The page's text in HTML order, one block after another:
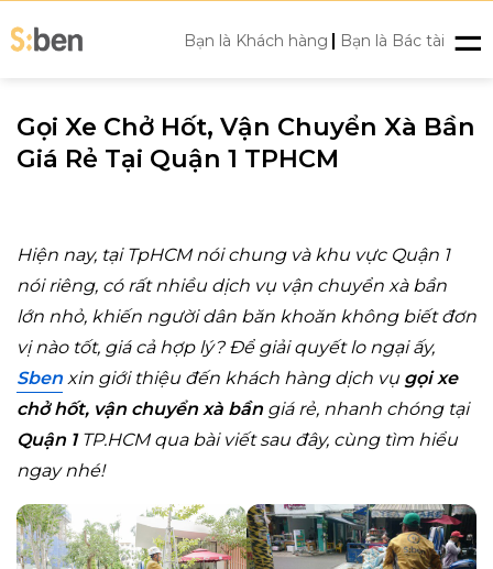
to
Bạn là Khách hàng | Bạn là Bác tài
Gọi Xe Chở Hốt, Vận Chuyển Xà Bần
Giá Rẻ Tại Quận 1 TPHCM
Hiện nay, tại TpHCM nói chung và khu vực Quận 1
nói riêng, có rất nhiều dịch vụ vận chuyển xà bần
lớn nhỏ, khiến người dân băn khoăn không biết đơn
vị nào tốt, giá cả hợp lý? Để giải quyết lo ngại ấy,
Sben xin giới thiệu đến khách hàng dịch vụ gọi xe
chở hốt, vận chuyển xà bần giá rẻ, nhanh chóng tại
Quận 1 TP.HCM qua bài viết sau đây, cùng tìm hiểu
ngay nhé!